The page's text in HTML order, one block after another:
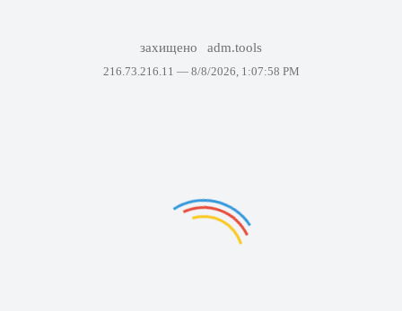
захищено adm.tools
216.73.216.11 — 8/8/2026, 1:07:58 PM